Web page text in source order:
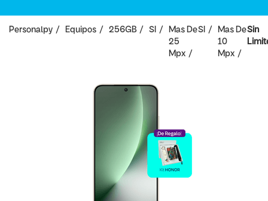
Personalpy Equipos 256GB SI
Mas De
25
Mpx
SI
Mas De
10
Mpx
Sin